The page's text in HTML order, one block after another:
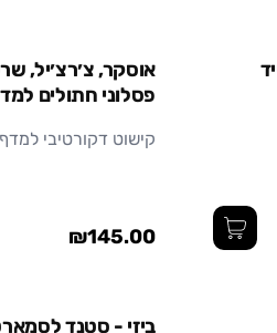
אוסקר, צ׳רצ׳יל,
פסלוני חתולים
קישוט דקורטיבי למדף
₪145.00
ביזי - סטנד